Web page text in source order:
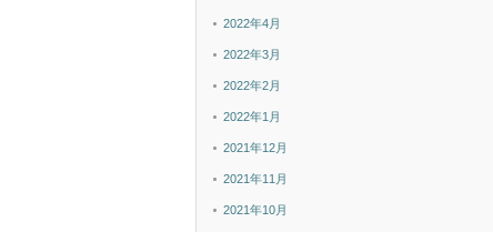
2022年4月
2022年3月
2022年2月
2022年1月
2021年12月
2021年11月
2021年10月